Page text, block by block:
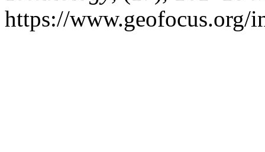
https://www.geofocus.org/